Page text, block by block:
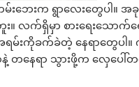
ဘေးက ရွာလေးတွေပါ။ အ
ရှိမှာ စားရေးသောက်ရေ
မ်းကိုခက်ခဲတဲ့ နေရာတွေပါ
တနေရာ သွားဖို့က လှေပေ